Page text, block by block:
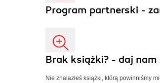
Program partnerski -
Brak książki? - daj nam
Nie znalazłeś książki, którą powinniśmy